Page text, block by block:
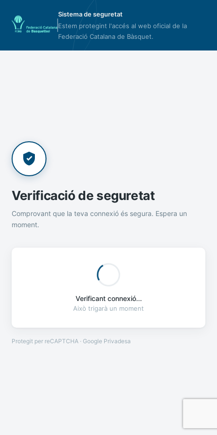
Sistema de seguretat
Estem protegint l'accés al web oficial de la
Federació Catalana de Bàsquet.
Verificació de seguretat
Comprovant que la teva connexió és segura. Espera un
moment.
Verificant connexió...
Això trigarà un moment
Protegit per reCAPTCHA · Google Privadesa